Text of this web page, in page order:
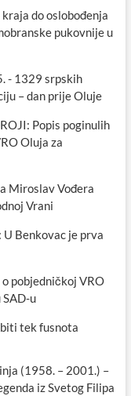
do oslobođenja
pukovnije u
- 1329 srpskih
– dan prije Oluje
Popis poginulih
Oluja za
Miroslav Vođera
Vrani
U Benkovac je prva
pobjedničkoj VRO
u
biti tek fusnota
(1958. – 2001.) –
iz Svetog Filipa